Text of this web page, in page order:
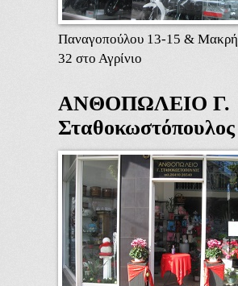
Παναγοπούλου 13-15 & Μακρή
32 στο Αγρίνιο
ΑΝΘΟΠΩΛΕΙΟ Γ.
Σταθοκωστόπουλος